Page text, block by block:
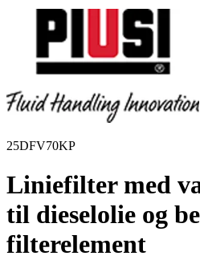
25DFV70KP
Liniefilter med
til dieselolie og
filterelement